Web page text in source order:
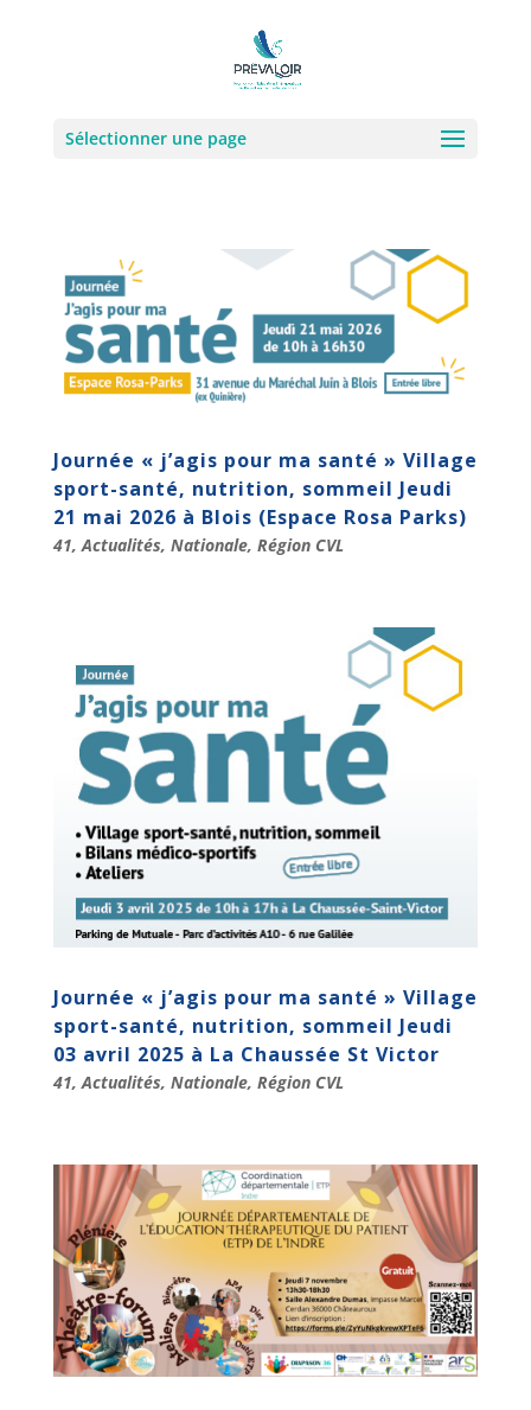
Sélectionner une page
Journée « j’agis pour ma santé » Village
sport-santé, nutrition, sommeil Jeudi
21 mai 2026 à Blois (Espace Rosa Parks)
41,Actualités, Nationale, Région CVL
Journée « j’agis pour ma santé » Village
sport-santé, nutrition, sommeil Jeudi
03 avril 2025 à La Chaussée St Victor
41,Actualités, Nationale, Région CVL